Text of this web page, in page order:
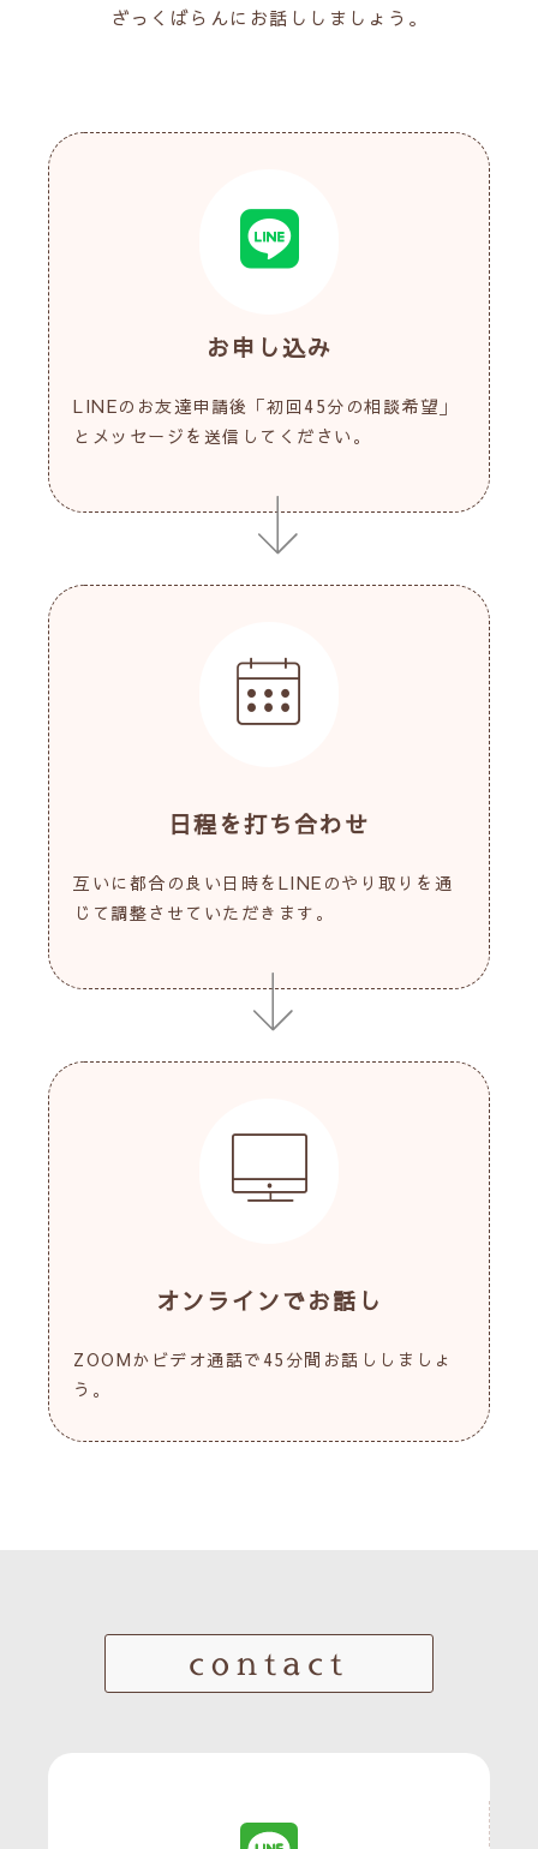
ざっくばらんにお話ししましょう。
お申し込み
LINEのお友達申請後「初回45分の相談希望」
とメッセージを送信してください。
日程を打ち合わせ
互いに都合の良い日時をLINEのやり取りを通
じて調整させていただきます。
オンラインでお話し
ZOOMかビデオ通話で45分間お話ししましょ
う。
contact